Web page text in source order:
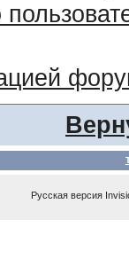
Русская версия